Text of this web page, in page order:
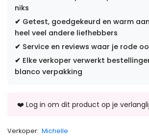
niks
✔ Getest, goedgekeurd en warm
heel veel andere liefhebbers
✔ Service en reviews waar je rode
✔ Elke verkoper verwerkt
blanco verpakking
Verkoper: Michelle